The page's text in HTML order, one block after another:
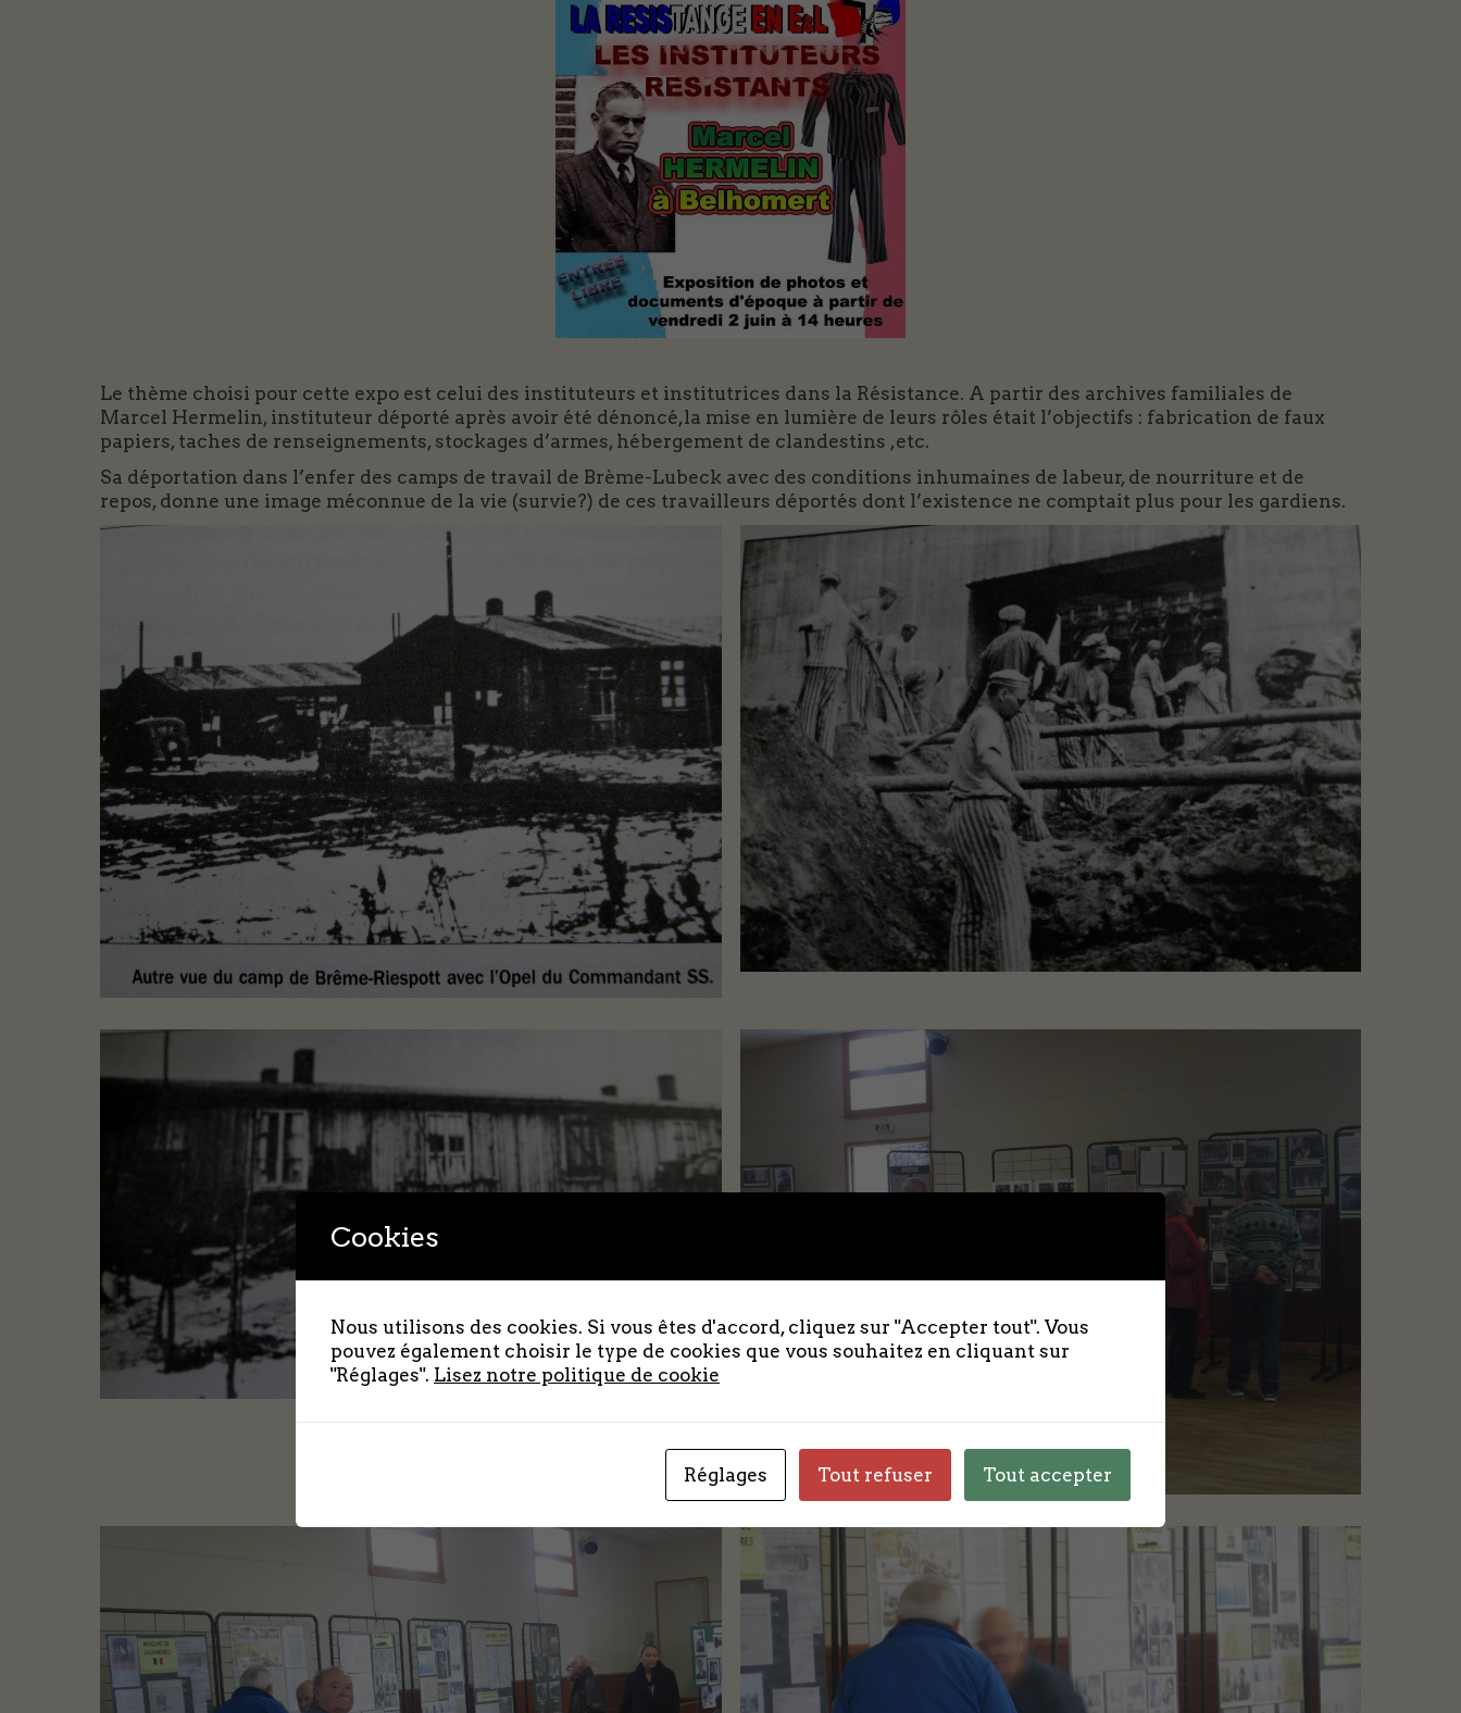
Le thème choisi pour cette expo est celui des instituteurs et institutrices dans la Résistance. A partir des archives familiales de
Marcel Hermelin, instituteur déporté après avoir été dénoncé,la mise en lumière de leurs rôles était l’objectifs : fabrication de faux
papiers, taches de renseignements, stockages d’armes, hébergement de clandestins ,etc.
Sa déportation dans l’enfer des camps de travail de Brème-Lubeck avec des conditions inhumaines de labeur, de nourriture et de
repos, donne une image méconnue de la vie (survie?) de ces travailleurs déportés dont l’existence ne comptait plus pour les gardiens.
Cookies
Nous utilisons des cookies. Si vous êtes d'accord, cliquez sur "Accepter tout". Vous
pouvez également choisir le type de cookies que vous souhaitez en cliquant sur
"Réglages". Lisez notre politique de cookie
Réglages Tout refuser Tout accepter